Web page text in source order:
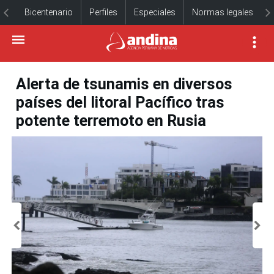
Bicentenario Perfiles Especiales Normas legales
Alerta de tsunamis en diversos
países del litoral Pacífico tras
potente terremoto en Rusia